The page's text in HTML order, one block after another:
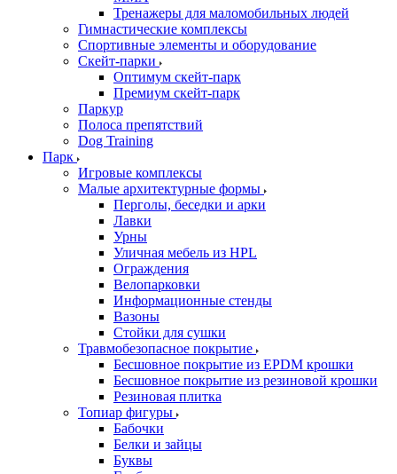
Тренажеры для маломобильных людей
Гимнастические комплексы
Спортивные элементы и оборудование
Скейт-парки
Оптимум скейт-парк
Премиум скейт-парк
Паркур
Полоса препятствий
Dog Training
Парк
Игровые комплексы
Малые архитектурные формы
Перголы, беседки и арки
Лавки
Урны
Уличная мебель из HPL
Ограждения
Велопарковки
Информационные стенды
Вазоны
Стойки для сушки
Травмобезопасное покрытие
Бесшовное покрытие из EPDM крошки
Бесшовное покрытие из резиновой крошки
Резиновая плитка
Топиар фигуры
Бабочки
Белки и зайцы
Буквы